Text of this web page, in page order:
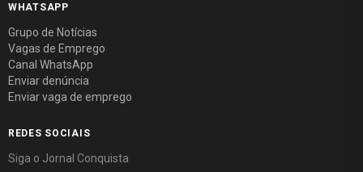
WHATSAPP
Grupo de Notícias
Vagas de Emprego
Canal WhatsApp
Enviar denúncia
Enviar vaga de emprego
REDES SOCIAIS
Siga o Jornal Conquista